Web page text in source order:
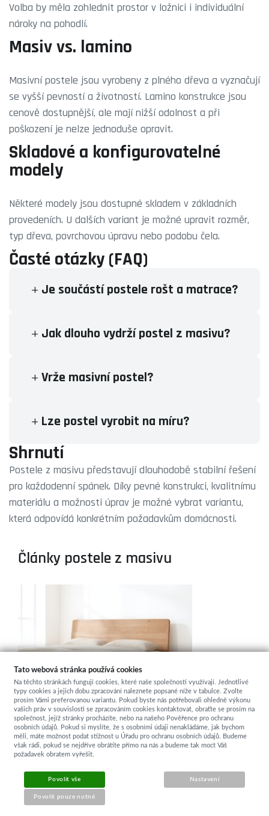
Články postele z masivu
Investice na generace:
Jak poznat poctivou
Volba by měla zohlednit prostor v ložnici i individuální
nároky na pohodlí.
Masiv vs. lamino
Masivní postele jsou vyrobeny z plného dřeva a vyznačují
se vyšší pevností a životností. Lamino konstrukce jsou
cenově dostupnější, ale mají nižší odolnost a při
poškození je nelze jednoduše opravit.
Skladové a konfigurovatelné
modely
Některé modely jsou dostupné skladem v základních
provedeních. U dalších variant je možné upravit rozměr,
typ dřeva, povrchovou úpravu nebo podobu čela.
Časté otázky (FAQ)
Je součástí postele rošt a matrace?
Jak dlouho vydrží postel z masivu?
Vrže masivní postel?
Lze postel vyrobit na míru?
Shrnutí
Postele z masivu představují dlouhodobě stabilní řešení
pro každodenní spánek. Díky pevné konstrukci, kvalitnímu
materiálu a možnosti úprav je možné vybrat variantu,
která odpovídá konkrétním požadavkům domácnosti.
Tato webová stránka používá cookies
Na těchto stránkách fungují cookies, které naše společnosti využívají. Jednotlivé
typy cookies a jejich dobu zpracování naleznete popsané níže v tabulce. Zvolte
prosím Vámi preferovanou variantu. Pokud byste nás potřebovali ohledně výkonu
vašich práv v souvislosti se zpracováním cookies kontaktovat, obraťte se prosím na
společnost, jejíž stránky procházíte, nebo na našeho Pověřence pro ochranu
osobních údajů. Pokud si myslíte, že s osobními údaji nenakládáme, jak bychom
měli, máte možnost podat stížnost u Úřadu pro ochranu osobních údajů. Budeme
však rádi, pokud se nejdříve obrátíte přímo na nás a budeme tak moct Váš
požadavek obratem vyřešit.
Povolit vše
Povolit pouze nutné
Nastavení